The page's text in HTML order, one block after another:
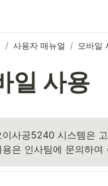
/ 사용자 매뉴얼 / 모바일
일 사용
이사공5240 시스템은
용은 인사팀에 문의하여